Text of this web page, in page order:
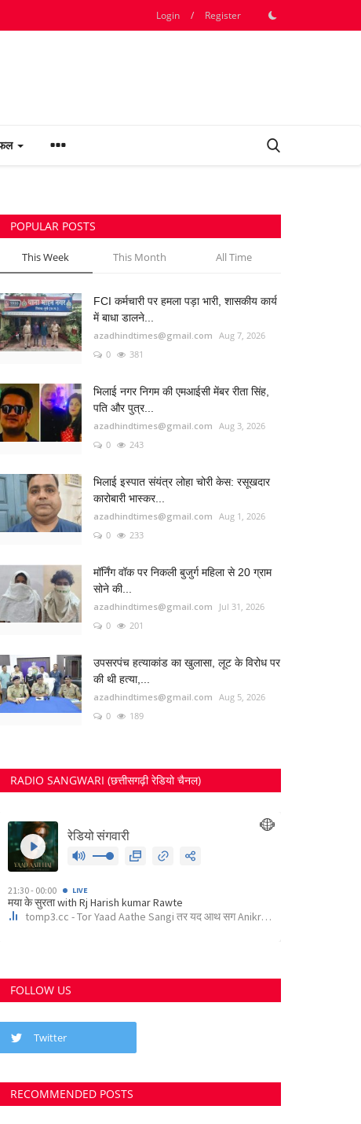
Login / Register
POPULAR POSTS
This Week This Month All Time
FCI कर्मचारी पर हमला पड़ा भारी, शासकीय कार्य
में बाधा डालने...
azadhindtimes@gmail.com Aug 7, 2026
0
381
भिलाई नगर निगम की एमआईसी मेंबर रीता सिंह,
पति और पुत्र...
azadhindtimes@gmail.com Aug 3, 2026
0
243
भिलाई इस्पात संयंत्र लोहा चोरी केस: रसूखदार
कारोबारी भास्कर...
azadhindtimes@gmail.com Aug 1, 2026
0
233
मॉर्निंग वॉक पर निकली बुजुर्ग महिला से 20 ग्राम
सोने की...
azadhindtimes@gmail.com
Jul 31, 2026
0
201
उपसरपंच हत्याकांड का खुलासा, लूट के विरोध पर
की थी हत्या,...
azadhindtimes@gmail.com Aug 5, 2026
0
189
RADIO SANGWARI (छत्तीसगढ़ी रेडियो चैनल)
FOLLOW US
Twitter
RECOMMENDED POSTS